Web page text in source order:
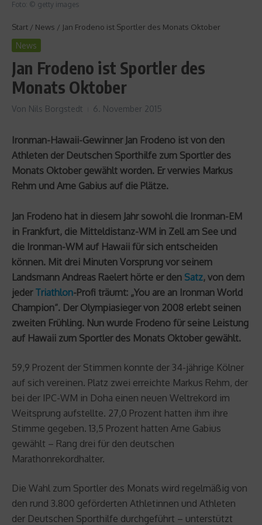
Foto: © getty images
Start / News / Jan Frodeno ist Sportler des Monats Oktober
News
Jan Frodeno ist Sportler des
Monats Oktober
Von Nils Borgstedt 6. November 2015
Ironman-Hawaii-Gewinner Jan Frodeno ist von den
Athleten der Deutschen Sporthilfe zum Sportler des
Monats Oktober gewählt worden. Er verwies Markus
Rehm und Arne Gabius auf die Plätze.
Jan Frodeno hat in diesem Jahr sowohl die Ironman-EM
in Frankfurt, die Mitteldistanz-WM in Zell am See und
die Ironman-WM auf Hawaii für sich entscheiden
können. Mit drei Minuten Vorsprung vor seinem
Landsmann Andreas Raelert hörte er den Satz, von dem
jeder Triathlon-Profi träumt: „You are an Ironman World
Champion“. Der Olympiasieger von 2008 erlebt seinen
zweiten Frühling. Nun wurde Frodeno für seine Leistung
auf Hawaii zum Sportler des Monats Oktober gewählt.
59,9 Prozent der Stimmen konnte der 34-jährige Kölner
auf sich vereinen. Platz zwei erreichte Markus Rehm, der
bei der IPC-WM in Doha einen neuen Weltrekord im
Weitsprung aufstellte. 27,0 Prozent hatten ihm ihre
Stimme gegeben. 13,5 Prozent hatten Arne Gabius
gewählt – Rang drei für den deutschen
Marathonrekordhalter.
Die Wahl zum Sportler des Monats wird regelmäßig von
den rund 3.800 geförderten Athletinnen und Athleten
der Deutschen Sporthilfe durchgeführt – unterstützt